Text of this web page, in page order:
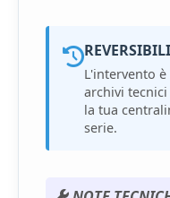
L'intervento
archivi
la tua
serie.